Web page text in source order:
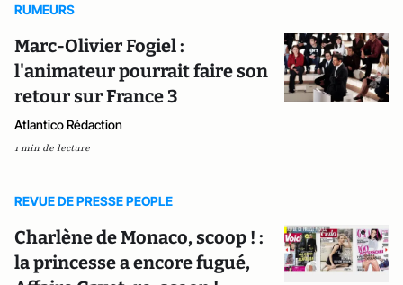
RUMEURS
Marc-Olivier Fogiel :
l'animateur pourrait faire son
retour sur France 3
Atlantico Rédaction
1 min de lecture
REVUE DE PRESSE PEOPLE
Charlène de Monaco, scoop ! :
la princesse a encore fugué,